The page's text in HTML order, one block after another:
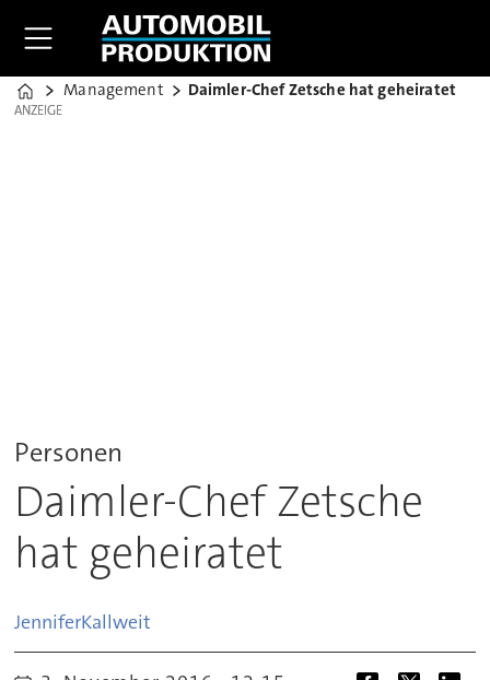
Home
Management Daimler-Chef Zetsche hat geheiratet
ANZEIGE
ANZEIGE
Personen
Daimler-Chef Zetsche
hat geheiratet
JenniferKallweit